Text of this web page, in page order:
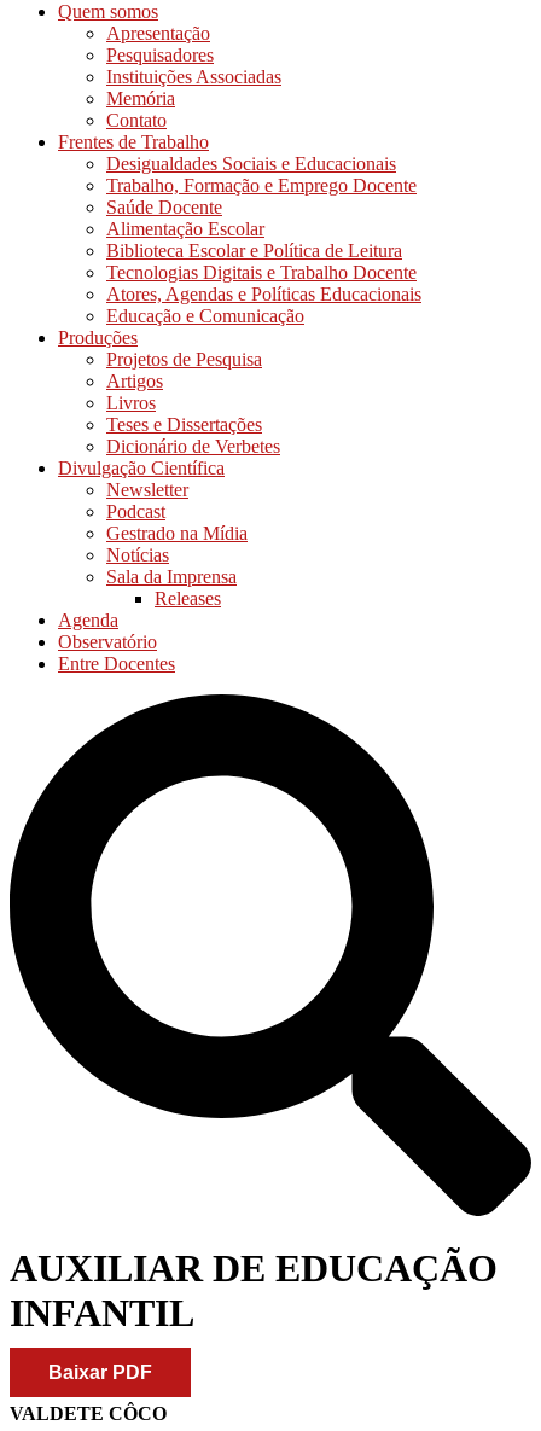
Quem somos
Apresentação
Pesquisadores
Instituições Associadas
Memória
Contato
Frentes de Trabalho
Desigualdades Sociais e Educacionais
Trabalho, Formação e Emprego Docente
Saúde Docente
Alimentação Escolar
Biblioteca Escolar e Política de Leitura
Tecnologias Digitais e Trabalho Docente
Atores, Agendas e Políticas Educacionais
Educação e Comunicação
Produções
Projetos de Pesquisa
Artigos
Livros
Teses e Dissertações
Dicionário de Verbetes
Divulgação Científica
Newsletter
Podcast
Gestrado na Mídia
Notícias
Sala da Imprensa
Releases
Agenda
Observatório
Entre Docentes
AUXILIAR DE EDUCAÇÃO
INFANTIL
Baixar PDF
VALDETE CÔCO